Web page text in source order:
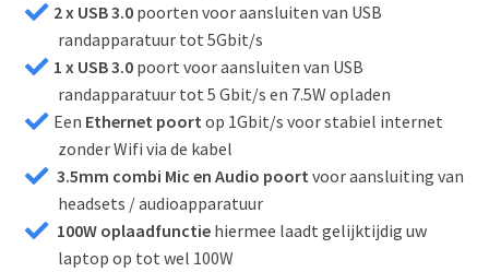
2 x USB 3.0poorten voor aansluiten van USB
randapparatuur tot 5Gbit/s
1 x USB 3.0poort voor aansluiten van USB
randapparatuur tot 5 Gbit/s en 7.5W opladen
Een Ethernet poort op 1Gbit/s voor stabiel internet
zonder Wifi via de kabel
3.5mm combi Mic en Audio poort voor aansluiting van
headsets / audioapparatuur
100W oplaadfunctiehiermee laadt gelijktijdig uw
laptop op tot wel 100W